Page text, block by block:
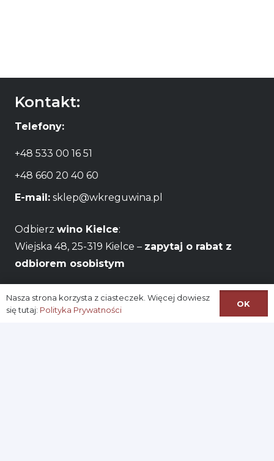
Kontakt:
Telefony:
+48 533 00 16 51
+48 660 20 40 60
E-mail: sklep@wkreguwina.pl
Odbierz wino Kielce:
Wiejska 48, 25-319 Kielce – zapytaj o rabat z
odbiorem osobistym
Pon – Pt / 06:00 – 22:00
Nasza strona korzysta z ciasteczek. Więcej dowiesz
się tutaj: Polityka Prywatności
OK